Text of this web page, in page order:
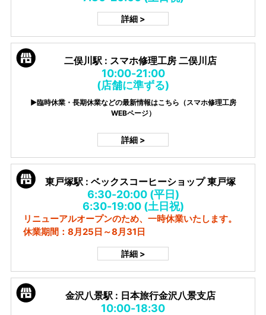
詳細 >
二俣川駅 : スマホ修理工房 二俣川店
10:00-21:00
(店舗に準ずる)
▶臨時休業・長期休業などの最新情報はこちら（スマホ修理工房
WEBページ）
詳細 >
東戸塚駅 : ベックスコーヒーショップ 東戸塚
6:30-20:00 (平日)
6:30-19:00 (土日祝)
リニューアルオープンのため、一時休業いたします。
休業期間：8月25日～8月31日
詳細 >
金沢八景駅 : 日本旅行金沢八景支店
10:00-18:30